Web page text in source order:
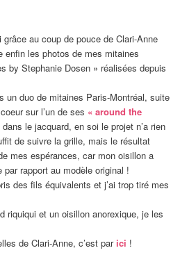
au coup de pouce de Clari-Anne
enfin les photos de mes mitaines
by Stephanie Dosen » réalisées depuis
un duo de mitaines Paris-Montréal, suite
sur l’un de ses « around the
le jacquard, en soi le projet n’a rien
de suivre la grille, mais le résultat
mes espérances, car mon oisillon a
rapport au modèle original !
des fils équivalents et j’ai trop tiré mes
riquiqui et un oisillon anorexique, je les
de Clari-Anne, c’est parici !